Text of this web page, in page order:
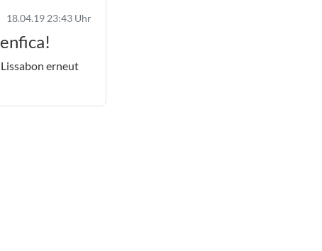
18.04.19 23:43 Uhr
erneut